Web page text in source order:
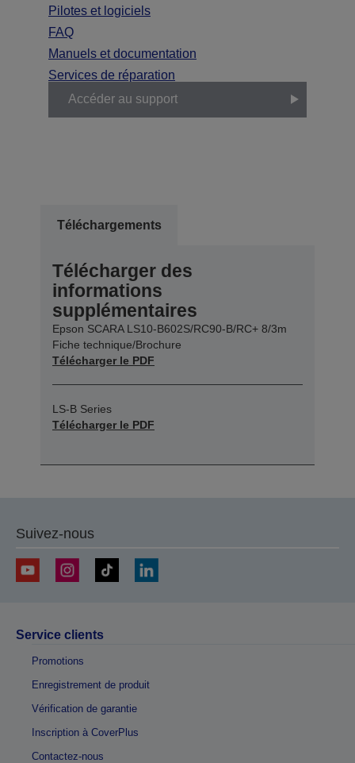
Pilotes et logiciels
FAQ
Manuels et documentation
Services de réparation
Accéder au support
Téléchargements
Télécharger des
informations
supplémentaires
Epson SCARA LS10-B602S/RC90-B/RC+ 8/3m
Fiche technique/Brochure
Télécharger le PDF
LS-B Series
Télécharger le PDF
Suivez-nous
Service clients
Promotions
Enregistrement de produit
Vérification de garantie
Inscription à CoverPlus
Contactez-nous